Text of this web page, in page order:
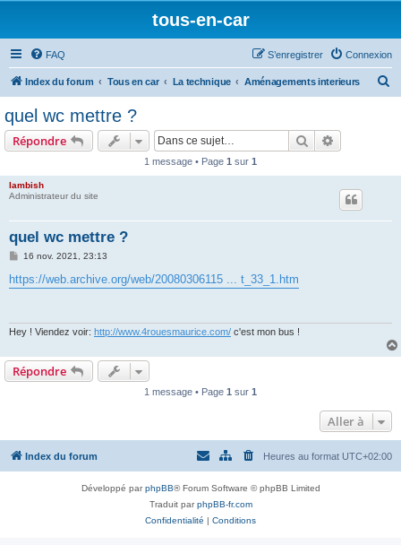
tous-en-car
FAQ Connexion
S’enregistrer
Index du forum Tous en car La technique Aménagements interieurs
quel wc mettre ?
Répondre Rechercher
1 message • Page 1 sur 1
lambish
Administrateur du site
quel wc mettre ?
M
s
s
16 nov. 2021, 23:13
https://web.archive.org/web/20080306115 ... t_33_1.htm
Hey ! Viendez voir: http://www.4rouesmaurice.com/ c'est mon bus !
Répondre
1 message • Page 1 sur 1
Aller à
Index du forum Heures au format UTC+02:00
Développé parphpBB® Forum Software © phpBB Limited
Traduit parphpBB-fr.com
Confidentialité | Conditions